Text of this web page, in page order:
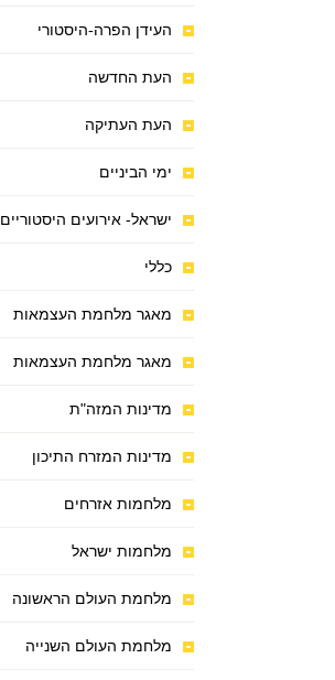
העידן הפרה-היסטורי
העת החדשה
העת העתיקה
ימי הביניים
ישראל- אירועים היסטוריים
כללי
מאגר מלחמת העצמאות
מאגר מלחמת העצמאות
מדינות המזה"ת
מדינות המזרח התיכון
מלחמות אזרחים
מלחמות ישראל
מלחמת העולם הראשונה
מלחמת העולם השנייה